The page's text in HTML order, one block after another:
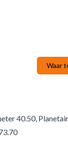
Waar
40.50,